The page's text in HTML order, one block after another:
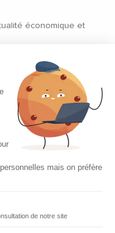
économique et